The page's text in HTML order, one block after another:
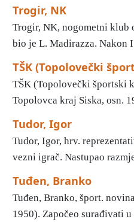
Trogir, NK
Trogir, NK, nogometni klub
bio je L. Madirazza. Nakon
TŠK (Topolovečki
TŠK (Topolovečki športski
Topolovca kraj Siska, osn.
Tudor, Igor
Tudor, Igor, hrv.
vezni igrač. Nastupao
Tuđen, Branko
Tuđen, Branko, šport.
1950). Započeo surađivati